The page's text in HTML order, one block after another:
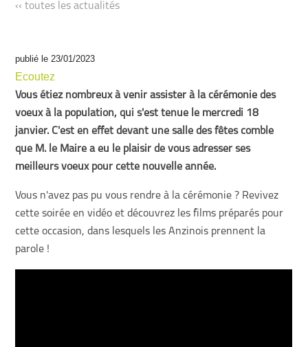
‹‹ toutes les actualités
publié le 23/01/2023
Ecoutez
Vous étiez nombreux à venir assister à la cérémonie des
voeux à la population, qui s'est tenue le mercredi 18
janvier. C'est en effet devant une salle des fêtes comble
que M. le Maire a eu le plaisir de vous adresser ses
meilleurs voeux pour cette nouvelle année.
Vous n'avez pas pu vous rendre à la cérémonie ? Revivez
cette soirée en vidéo et découvrez les films préparés pour
cette occasion, dans lesquels les Anzinois prennent la
parole !